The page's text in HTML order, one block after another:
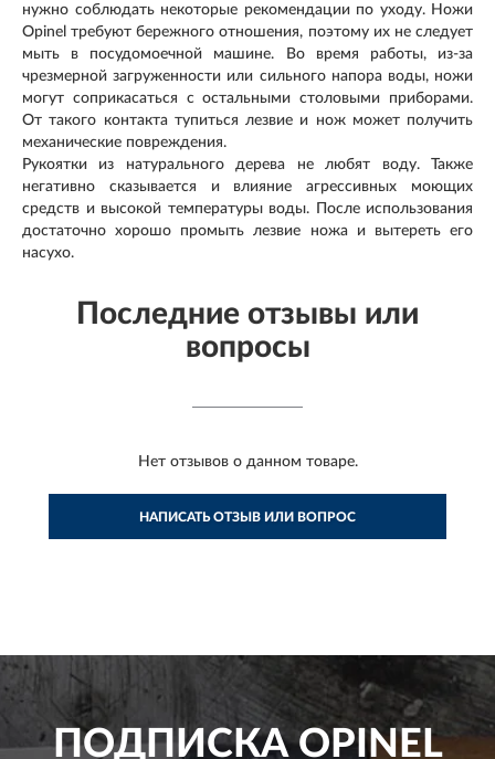
нужно соблюдать некоторые рекомендации по уходу. Ножи
Opinel требуют бережного отношения, поэтому их не следует
мыть в посудомоечной машине. Во время работы, из-за
чрезмерной загруженности или сильного напора воды, ножи
могут соприкасаться с остальными столовыми приборами.
От такого контакта тупиться лезвие и нож может получить
механические повреждения.
Рукоятки из натурального дерева не любят воду. Также
негативно сказывается и влияние агрессивных моющих
средств и высокой температуры воды. После использования
достаточно хорошо промыть лезвие ножа и вытереть его
насухо.
Последние отзывы или
вопросы
Нет отзывов о данном товаре.
НАПИСАТЬ ОТЗЫВ ИЛИ ВОПРОС
ПОДПИСКАOPINEL